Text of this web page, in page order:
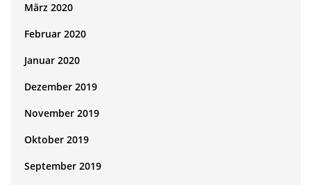
März 2020
Februar 2020
Januar 2020
Dezember 2019
November 2019
Oktober 2019
September 2019